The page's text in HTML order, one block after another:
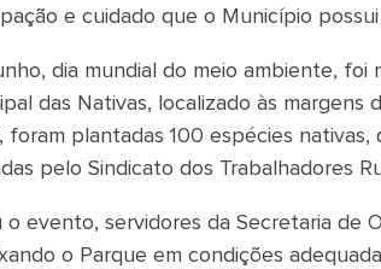
e cuidado que o Município
dia mundial do meio ambiente, foi
das Nativas, localizado às margens
plantadas 100 espécies
pelo Sindicato dos Trabalhadores
o evento, servidores da Secretaria de
o Parque em condições